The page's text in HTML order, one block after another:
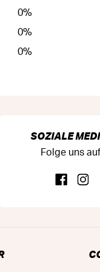
0%
0%
0%
SOZIALE
Folge uns